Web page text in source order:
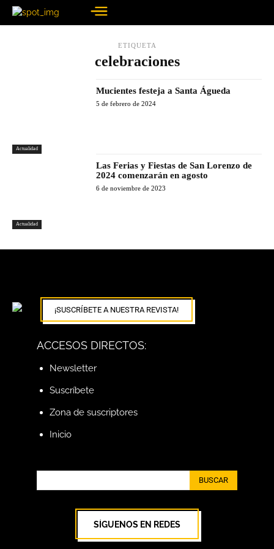
ETIQUETA
celebraciones
Actualidad
Mucientes festeja a Santa Águeda
5 de febrero de 2024
Actualidad
Las Ferias y Fiestas de San Lorenzo de
2024 comenzarán en agosto
6 de noviembre de 2023
¡SUSCRÍBETE A NUESTRA REVISTA!
ACCESOS DIRECTOS:
Newsletter
Suscríbete
Zona de suscriptores
Inicio
BUSCAR
SÍGUENOS EN REDES